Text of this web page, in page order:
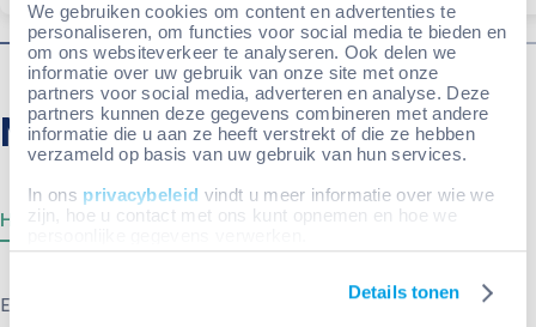
We gebruiken cookies om content en advertenties te
personaliseren, om functies voor social media te bieden en
om ons websiteverkeer te analyseren. Ook delen we
informatie over uw gebruik van onze site met onze
partners voor social media, adverteren en analyse. Deze
partners kunnen deze gegevens combineren met andere
informatie die u aan ze heeft verstrekt of die ze hebben
verzameld op basis van uw gebruik van hun services.
In ons privacybeleid vindt u meer informatie over wie we
zijn, hoe u contact met ons kunt opnemen en hoe we
Details tonen
Meestgestelde vragen
Handig om te weten
Een thuismonsterafnameset bestel je niet zomaar.